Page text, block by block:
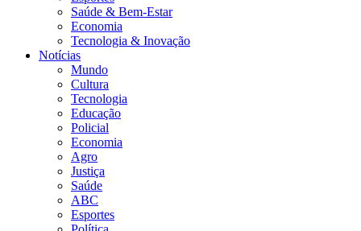
Saúde & Bem-Estar
Economia
Tecnologia & Inovação
Notícias
Mundo
Cultura
Tecnologia
Educação
Policial
Economia
Agro
Justiça
Saúde
ABC
Esportes